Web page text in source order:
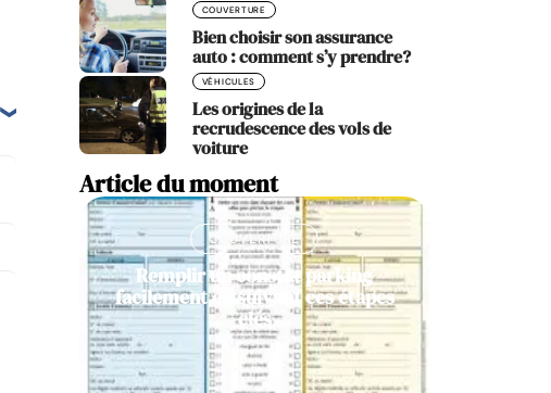
COUVERTURE
Bien choisir son assurance
auto : comment s’y prendre?
VÉHICULES
Les origines de la
recrudescence des vols de
voiture
Article du moment
COUVERTURE
Remplir un constat parking
facilement en suivant ces étapes
clés